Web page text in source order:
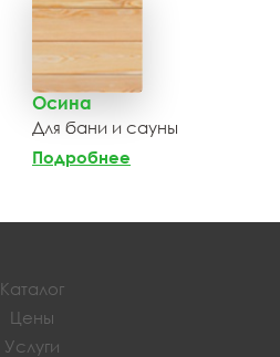
Осина
Для бани и сауны
Подробнее
Каталог
Цены
Услуги